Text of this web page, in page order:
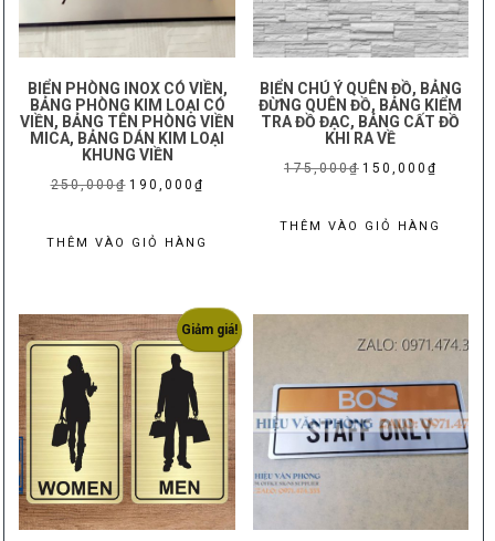
BIỂN PHÒNG INOX CÓ VIỀN,
BẢNG PHÒNG KIM LOẠI CÓ
VIỀN, BẢNG TÊN PHÒNG VIỀN
MICA, BẢNG DÁN KIM LOẠI
KHUNG VIỀN
250,000₫ Giá
là:
190,000 ₫
tại
THÊM VÀO GIỎ HÀNG
BIỂN CHÚ Ý QUÊN ĐỒ, BẢNG
ĐỪNG QUÊN ĐỒ, BẢNG KIỂM
TRA ĐỒ ĐẠC, BẢNG CẤT ĐỒ
KHI RA VỀ
175,000₫ Giá
là:
150,000 ₫
tại
THÊM VÀO GIỎ HÀNG
Giảm giá!